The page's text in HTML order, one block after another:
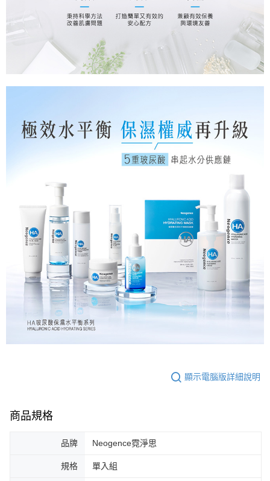
顯示電腦版詳細說明
商品規格
品牌 Neogence霓淨思
規格 單入組